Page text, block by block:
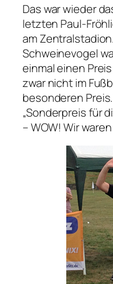
Das war wieder
letzten Paul-
am
Schweinevogel
einmal einen
zwar nicht im
besonderen
„Sonderpreis für
– WOW! Wir